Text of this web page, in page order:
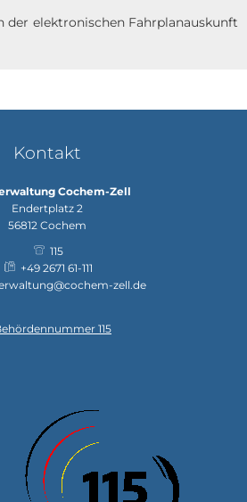
der elektronischen Fahrplanauskunft
Kontakt
Cochem-Zell
Endertplatz 2
56812 Cochem
115
+49 2671 61-111
zell.de
115